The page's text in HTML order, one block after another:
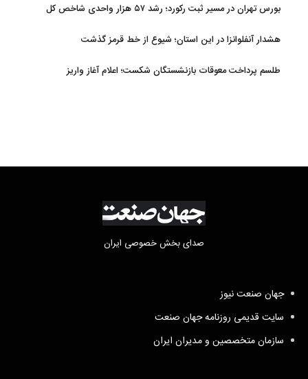
بورس تهران در مسیر ثبت رکورد؛ رشد ۵۷ هزار واحدی شاخص کل
هشدار آنفلوانزا در این استان؛ شیوع از خط قرمز گذشت
طلسم پرداخت معوقات بازنشستگان شکست؛ اعلام آغاز واریز
صدای بخش خصوصی ایران
جهان صنعت نیوز
سایت قدیمی روزنامه جهان صنعت
سازمان متخصصین و مدیران ایران